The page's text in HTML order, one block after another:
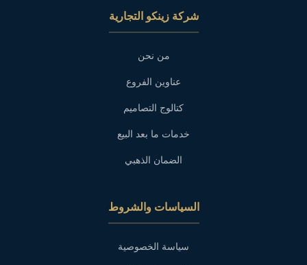
شركة زينكو التجارية
من نحن
عناوين الفروع
كتالوج التصاميم
خدمات ما بعد البيع
الضمان الذهبي
السياسات والشروط
سياسة الخصوصية